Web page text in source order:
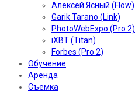
Алексей Ясный (Flow)
Garik Tarano (Link)
PhotoWebExpo (Pro 2)
iXBT (Titan)
Forbes (Pro 2)
Обучение
Аренда
Съемка